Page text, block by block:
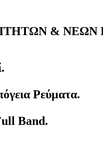
& ΝΕΩΝ
Ρεύματα.
Band.